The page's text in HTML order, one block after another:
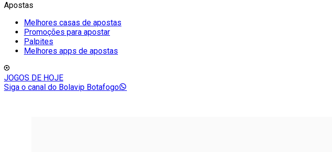
Apostas
Melhores casas de apostas
Promoções para apostar
Palpites
Melhores apps de apostas
JOGOS DE HOJE
Siga o canal do Bolavip Botafogo